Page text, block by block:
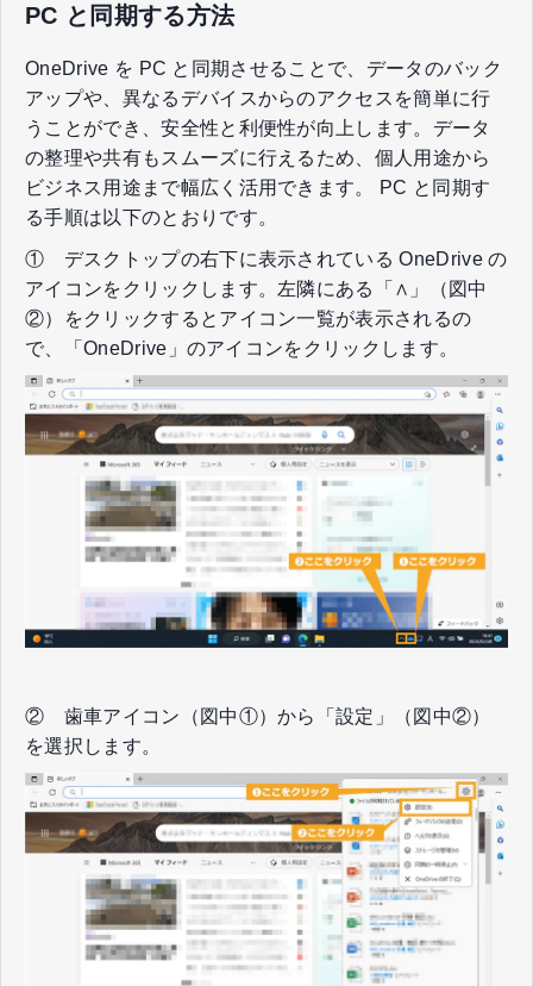
PC と同期する方法
OneDrive を PC と同期させることで、データのバック
アップや、異なるデバイスからのアクセスを簡単に行
うことができ、安全性と利便性が向上します。データ
の整理や共有もスムーズに行えるため、個人用途から
ビジネス用途まで幅広く活用できます。 PC と同期す
る手順は以下のとおりです。
① デスクトップの右下に表示されている OneDrive の
アイコンをクリックします。左隣にある「∧」（図中
②）をクリックするとアイコン一覧が表示されるの
で、「OneDrive」のアイコンをクリックします。
② 歯車アイコン（図中①）から「設定」（図中②）
を選択します。